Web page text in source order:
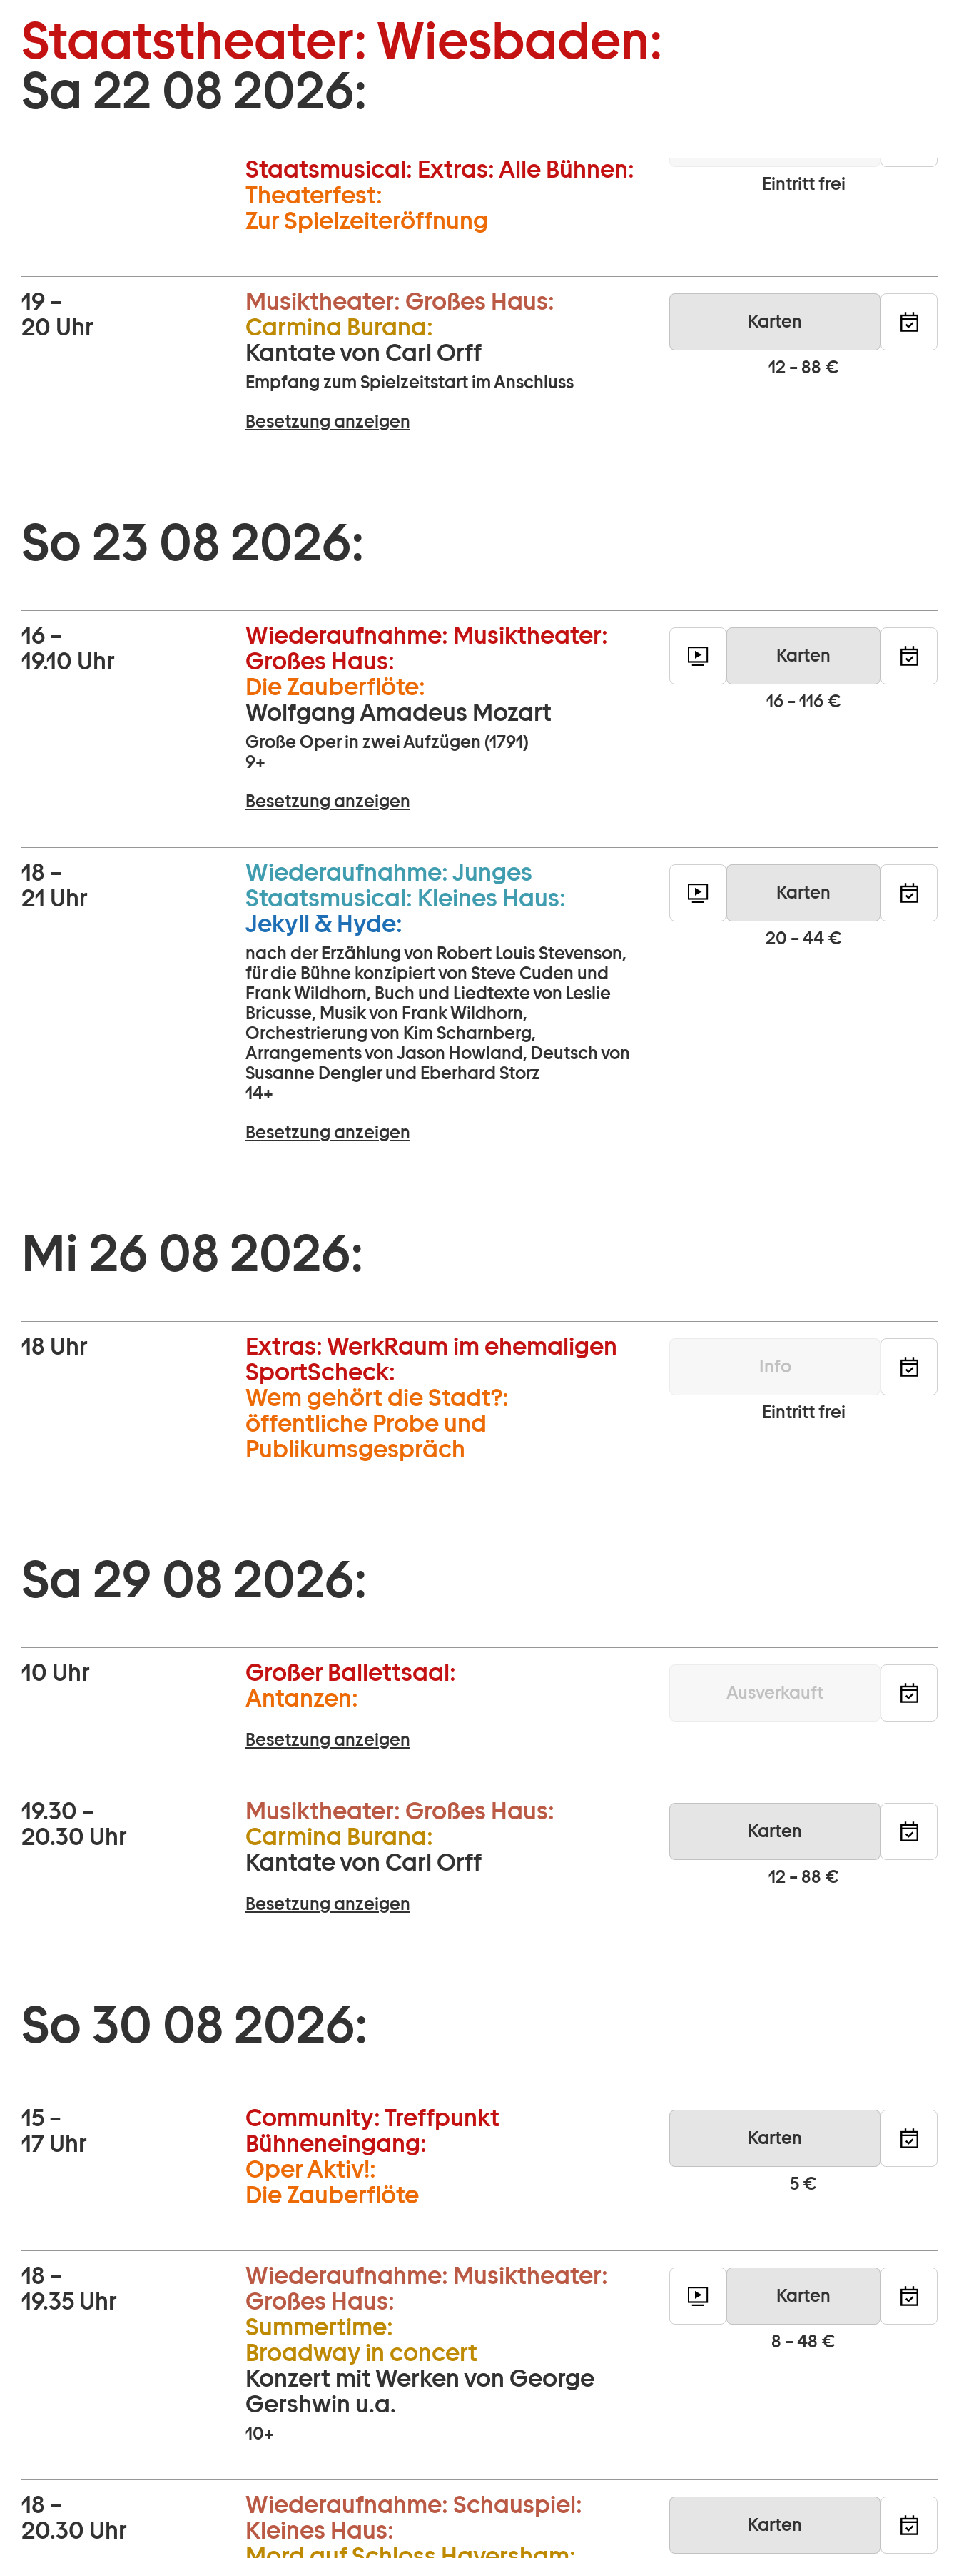
Zum Hauptinhalt springen Zum Footer springen
Staatstheater: Wiesbaden:
Sa 22 08 2026:
Musiktheater:
Staatsmusical: Extras: Alle Bühnen:
Theaterfest:
Zur Spielzeiteröffnung
Eintritt frei
19 –
20 Uhr
Musiktheater: Großes Haus:
Carmina Burana:
Kantate von Carl Orff
Empfang zum Spielzeitstart im Anschluss
Besetzung anzeigen
Karten
12 – 88 €
So 23 08 2026:
16 –
19.10 Uhr
Wiederaufnahme: Musiktheater:
Großes Haus:
Die Zauberflöte:
Wolfgang Amadeus Mozart
Große Oper in zwei Aufzügen (1791)
9+
Besetzung anzeigen
Karten
16 – 116 €
18 –
21 Uhr
Wiederaufnahme: Junges
Staatsmusical: Kleines Haus:
Jekyll & Hyde:
nach der Erzählung von Robert Louis Stevenson,
für die Bühne konzipiert von Steve Cuden und
Frank Wildhorn, Buch und Liedtexte von Leslie
Bricusse, Musik von Frank Wildhorn,
Orchestrierung von Kim Scharnberg,
Arrangements von Jason Howland, Deutsch von
Susanne Dengler und Eberhard Storz
14+
Besetzung anzeigen
Karten
20 – 44 €
Mi 26 08 2026:
18 Uhr Extras: WerkRaum im ehemaligen
SportScheck:
Wem gehört die Stadt?:
öffentliche Probe und
Publikumsgespräch
Info
Eintritt frei
Sa 29 08 2026:
10 Uhr
Großer Ballettsaal:
Antanzen:
Besetzung anzeigen
Ausverkauft
19.30 –
20.30 Uhr
Musiktheater: Großes Haus:
Carmina Burana:
Kantate von Carl Orff
Besetzung anzeigen
Karten
12 – 88 €
So 30 08 2026:
15 –
17 Uhr
Community: Treffpunkt
Bühneneingang:
Oper Aktiv!:
Die Zauberflöte
Karten
5 €
18 –
19.35 Uhr
Wiederaufnahme: Musiktheater:
Großes Haus:
Summertime:
Broadway in concert
Konzert mit Werken von George
Gershwin u.a.
10+
Karten
8 – 48 €
18 –
20.30 Uhr
Wiederaufnahme: Schauspiel:
Kleines Haus:
Karten